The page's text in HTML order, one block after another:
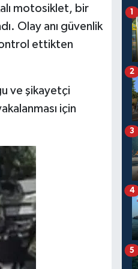
motosiklet, bir
Olay anı güvenlik
ettikten
ve şikayetçi
için
1
2
3
4
5